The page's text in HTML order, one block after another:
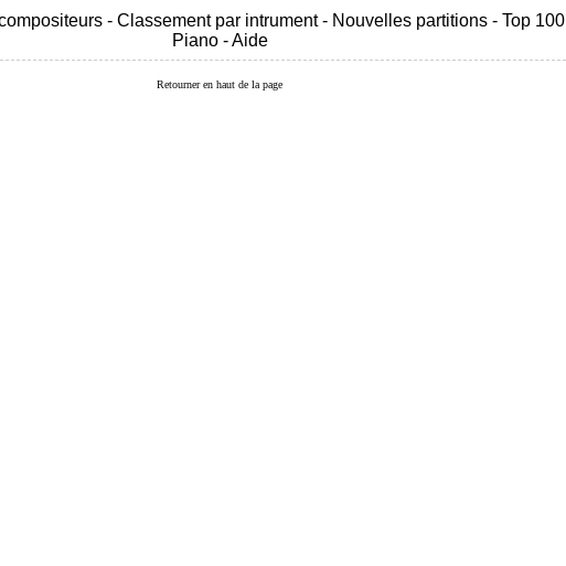
- Classement par intrument- Nouvelles partitions - Top 100
Piano-Aide
Retourner en haut de la page